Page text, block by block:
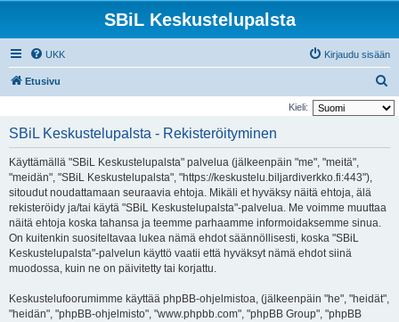
SBiL Keskustelupalsta
UKK Kirjaudu sisään
Etusivu
t
Kieli:
SBiL Keskustelupalsta - Rekisteröityminen
Käyttämällä "SBiL Keskustelupalsta" palvelua (jälkeenpäin "me", "meitä",
"meidän", "SBiL Keskustelupalsta", "https://keskustelu.biljardiverkko.fi:443"),
sitoudut noudattamaan seuraavia ehtoja. Mikäli et hyväksy näitä ehtoja, älä
rekisteröidy ja/tai käytä "SBiL Keskustelupalsta"-palvelua. Me voimme muuttaa
näitä ehtoja koska tahansa ja teemme parhaamme informoidaksemme sinua.
On kuitenkin suositeltavaa lukea nämä ehdot säännöllisesti, koska "SBiL
Keskustelupalsta"-palvelun käyttö vaatii että hyväksyt nämä ehdot siinä
muodossa, kuin ne on päivitetty tai korjattu.
Keskustelufoorumimme käyttää phpBB-ohjelmistoa, (jälkeenpäin "he", "heidät",
"heidän", "phpBB-ohjelmisto", "www.phpbb.com", "phpBB Group", "phpBB